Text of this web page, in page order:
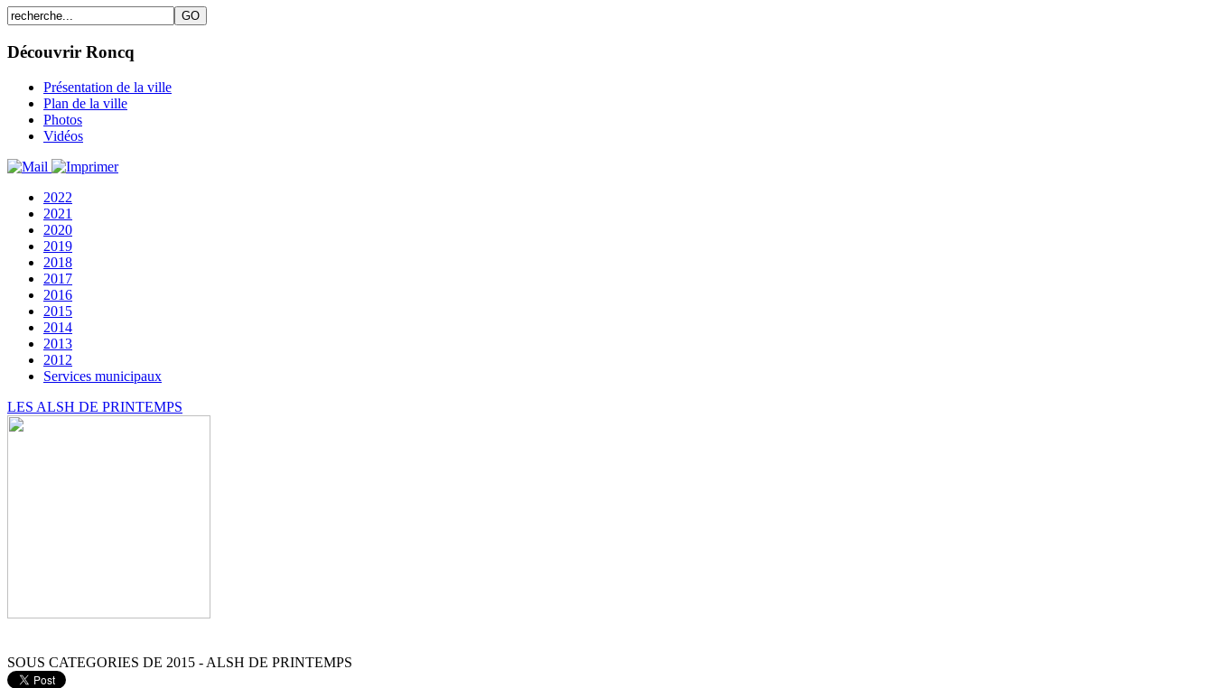
Découvrir Roncq
Présentation de la ville
Plan de la ville
Photos
Vidéos
2022
2021
2020
2019
2018
2017
2016
2015
2014
2013
2012
Services municipaux
LES ALSH DE PRINTEMPS
SOUS CATEGORIES DE 2015 - ALSH DE PRINTEMPS